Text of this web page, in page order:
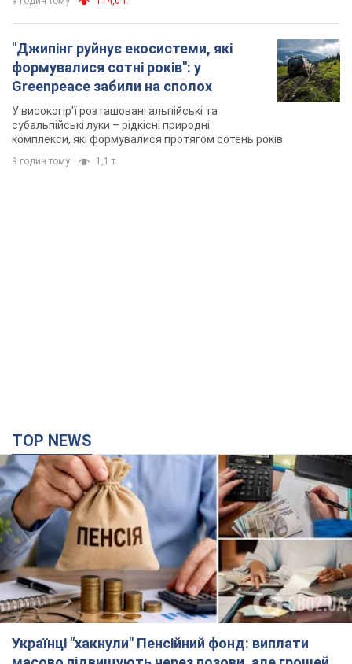
Українці "хакнули" Пенсійний фонд: виплати
масово підвищують через позови, але грошей
не вистачає
Як перераховують пенсії
годину тому 32,8 т.
Під атакою був НПЗ: у російському Ярославлі
прогриміла серія вибухів. Фото і відео
У промисловій зоні зафіксовано кілька осередків пожежі
годину тому 2,1 т.